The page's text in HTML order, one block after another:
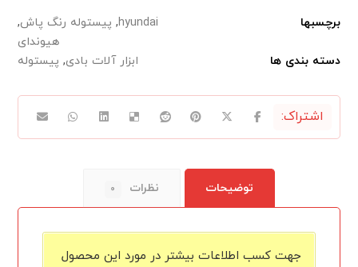
برچسبها hyundai
, پیستوله رنگ پاش,
هیوندای
دسته بندی ها
ابزار آلات بادی, پیستوله
توضیحات نظرات ۰
جهت کسب اطلاعات بیشتر در مورد این محصول